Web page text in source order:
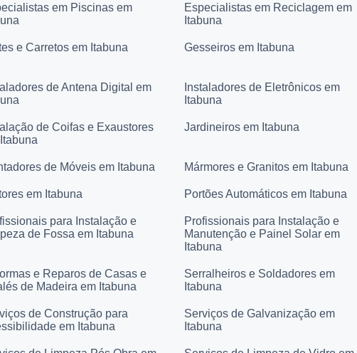
em Piscinas em
Especialistas em Reciclagem em
Itabuna
e Carretos em Itabuna Gesseiros em Itabuna
de Antena Digital em
Instaladores de Eletrônicos em
Itabuna
de Coifas e Exaustores
Jardineiros em Itabuna
de Móveis em Itabuna Mármores e Granitos em Itabuna
em Itabuna Portões Automáticos em Itabuna
para Instalação e
de Fossa em Itabuna
Profissionais para Instalação e
Manutenção e Painel Solar em
Itabuna
e Reparos de Casas e
de Madeira em Itabuna
Serralheiros e Soldadores em
Itabuna
de Construção para
em Itabuna
Serviços de Galvanização em
Itabuna